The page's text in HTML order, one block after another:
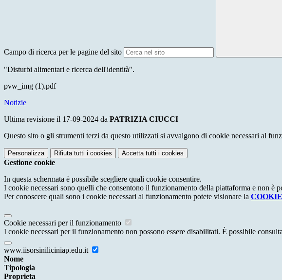
Campo di ricerca per le pagine del sito
"Disturbi alimentari e ricerca dell'identità".
pvw_img (1).pdf
Notizie
Ultima revisione il 17-09-2024 da PATRIZIA CIUCCI
Questo sito o gli strumenti terzi da questo utilizzati si avvalgono di cookie necessari al
Personalizza Rifiuta tutti i cookies Accetta tutti i cookies
Gestione cookie
In questa schermata è possibile scegliere quali cookie consentire.
I cookie necessari sono quelli che consentono il funzionamento della piattaforma e non è
Per conoscere quali sono i cookie necessari al funzionamento potete visionare la
Cookie necessari per il funzionamento
I cookie necessari per il funzionamento non possono essere disabilitati. È possibile
www.iisorsiniliciniap.edu.it
Nome
Tipologia
Proprieta